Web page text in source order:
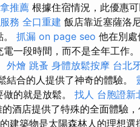
推薦 根據住宿情況，此優惠
務 全口重建 飯店靠近塞薩洛
抓漏 on page seo 他在別
一段時間，而不是全年工作
外燴 跳蚤 身體放鬆按摩 台北
結合的人提供了神奇的體驗。
的就是放鬆。 找人 台胞證新
酒店提供了特殊的全面體驗
建築物是太陽森林人的理想選